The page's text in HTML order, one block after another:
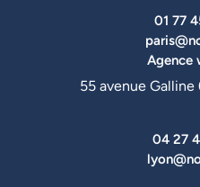
01 77
Agence
55 avenue
04 27